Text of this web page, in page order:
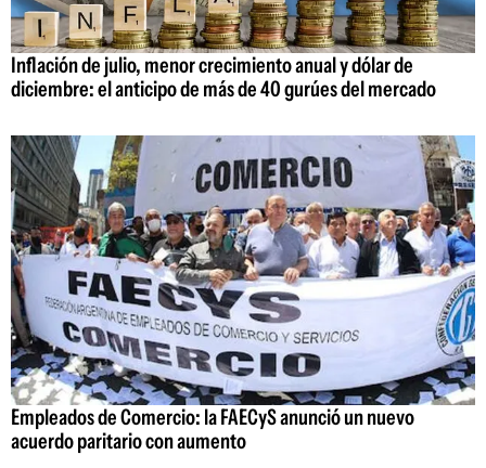
Inflación de julio, menor crecimiento anual y dólar de
diciembre: el anticipo de más de 40 gurúes del mercado
Empleados de Comercio: la FAECyS anunció un nuevo
acuerdo paritario con aumento